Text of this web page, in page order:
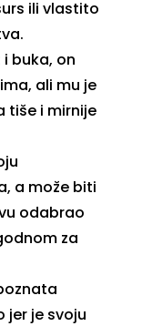
ili vlastito
buka, on
ali mu je
tiše i mirnije
a može biti
odabrao
za
jer je svoju